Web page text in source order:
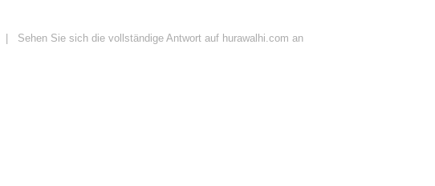
Sehen Sie sich die vollständige Antwort auf hurawalhi.com an